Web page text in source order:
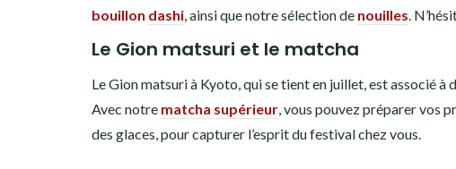
bouillon dashi, ainsi que notre sélection de nouilles.
Le Gion matsuri et le matcha
Le Gion matsuri à Kyoto, qui se tient en juillet, est associé à
Avec notre matcha supérieur, vous pouvez préparer vos
des glaces, pour capturer l’esprit du festival chez vous.